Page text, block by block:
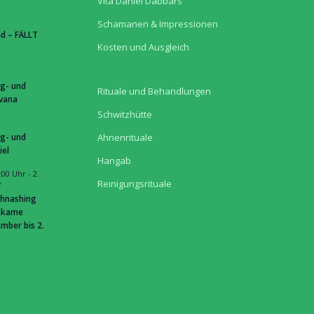
– FÄLLT
und
und
Uhr- 2.
bis 2.
Schamanen & Impressionen
Kosten und Ausgleich
Rituale und Behandlungen
Schwitzhütte
Ahnenrituale
Hangab
Reinigungsrituale